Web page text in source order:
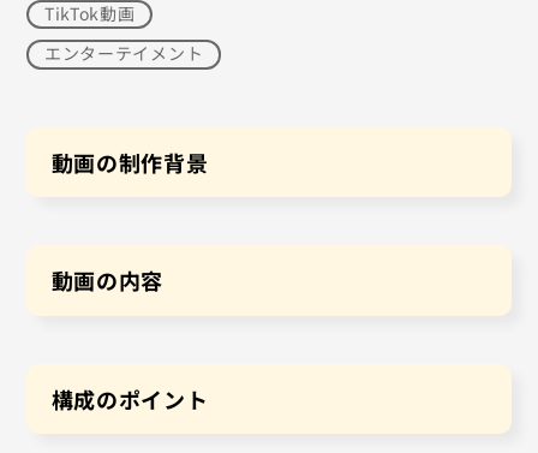
TikTok動画
エンターテイメント
動画の制作背景
動画の内容
構成のポイント